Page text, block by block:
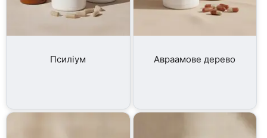
Псиліум Авраамове дерево